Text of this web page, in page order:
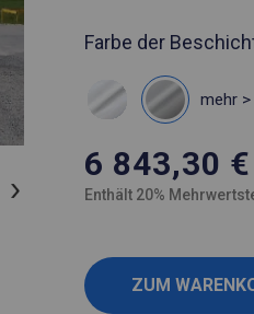
Farbe der
mehr >
6 843,30 €
Enthält 20%